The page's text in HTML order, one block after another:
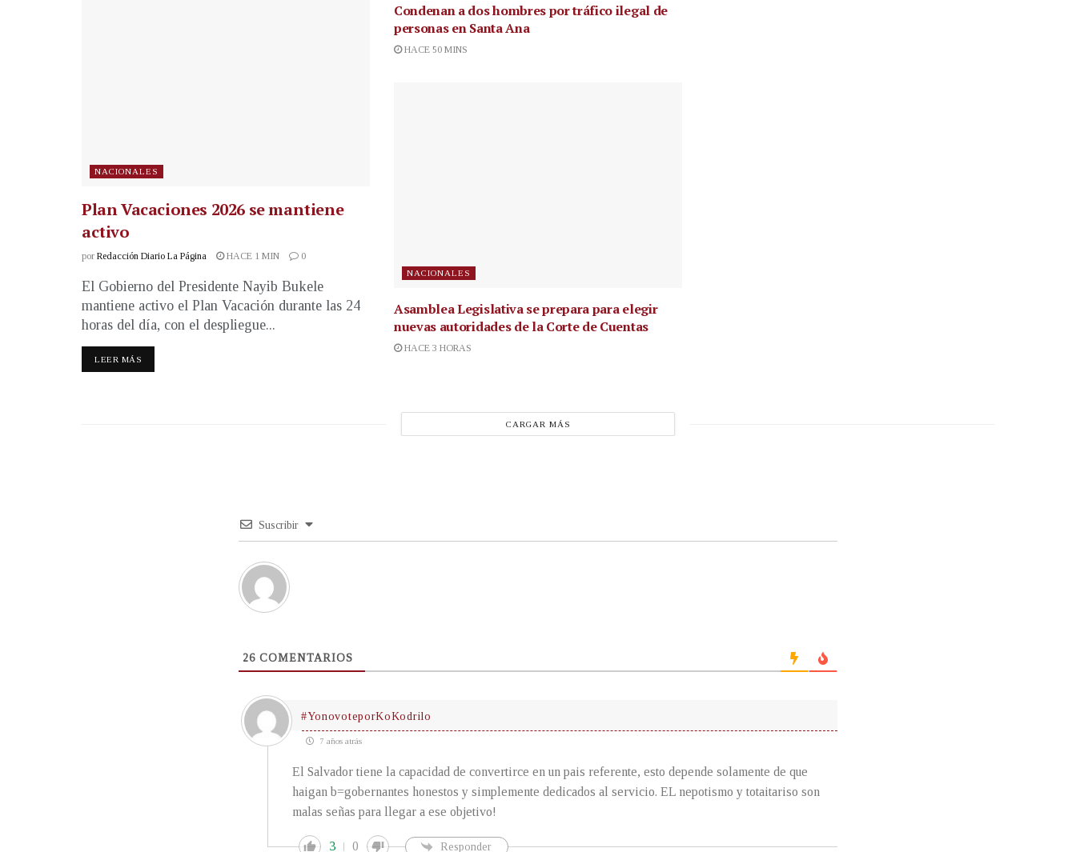
NACIONALES
Plan Vacaciones 2026 se mantiene
activo
por Redacción Diario La Página HACE 1 MIN 0
El Gobierno del Presidente Nayib Bukele
mantiene activo el Plan Vacación durante las 24
horas del día, con el despliegue...
LEER MÁS
Condenan a dos hombres por tráfico ilegal de
personas en Santa Ana
HACE 50 MINS
NACIONALES
Asamblea Legislativa se prepara para elegir
nuevas autoridades de la Corte de Cuentas
HACE 3 HORAS
CARGAR MÁS
Suscribir
26 COMENTARIOS
#YonovoteporKoKodrilo
7 años atrás
El Salvador tiene la capacidad de convertirce en un pais referente, esto depende solamente de que
haigan b=gobernantes honestos y simplemente dedicados al servicio. EL nepotismo y totaitariso son
malas señas para llegar a ese objetivo!
3 0 Responder